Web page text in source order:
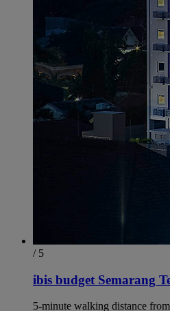
/ 5
ibis budget Semarang
5-minute walking distance